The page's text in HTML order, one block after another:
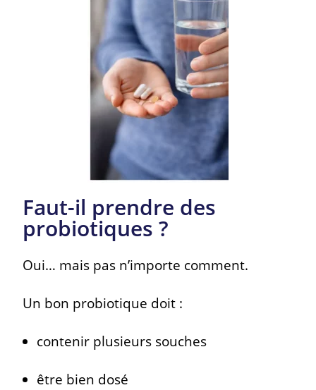
Faut-il prendre des
probiotiques ?
Oui… mais pas n’importe comment.
Un bon probiotique doit :
contenir plusieurs souches
être bien dosé